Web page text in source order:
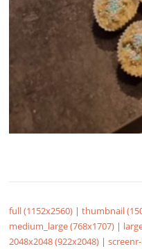
full (1152x2560) |thumbnail
medium_large (768x1707) |
2048x2048 (922x2048) |